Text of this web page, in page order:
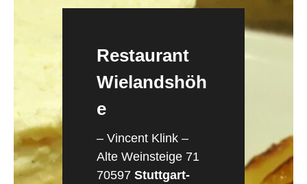
Restaurant
Wielandshöh
e
– Vincent Klink –
Alte Weinsteige 71
70597 Stuttgart-